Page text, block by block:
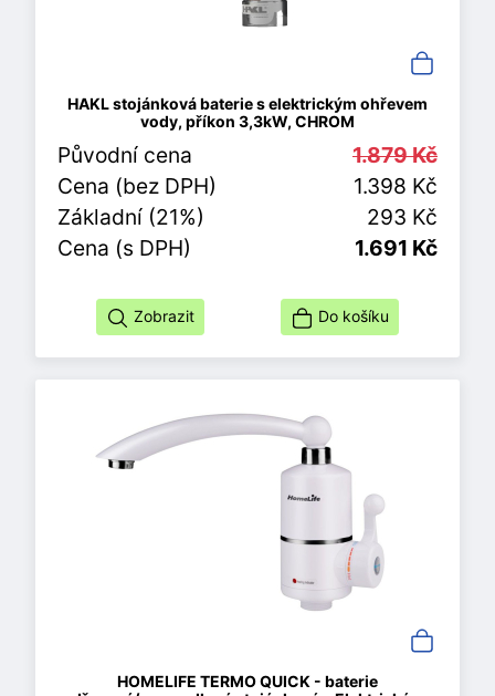
HAKL stojánková baterie s elektrickým ohřevem
vody, příkon 3,3kW, CHROM
Původní cena
1.879 Kč
Cena (bez DPH)
1.398 Kč
Základní (21%)
293 Kč
Cena (s DPH)
1.691 Kč
Zobrazit Do košíku
HOMELIFE TERMO QUICK - baterie